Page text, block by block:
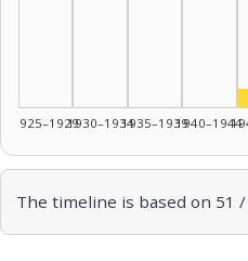
1925–19291930–19341935–19391940–1944
The timeline is based on 51